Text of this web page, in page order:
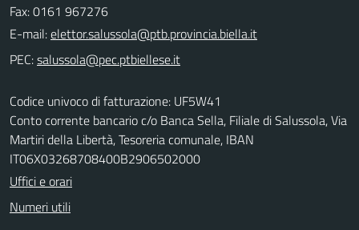
Fax: 0161 967276
E-mail:
PEC:
Codice univoco di fatturazione: UF5W41
Conto corrente bancario c/o Banca Sella, Filiale di Salussola, Via
Martiri della Libertà, Tesoreria comunale, IBAN
IT06X03268708400B2906502000
Uffici e orari
Numeri utili